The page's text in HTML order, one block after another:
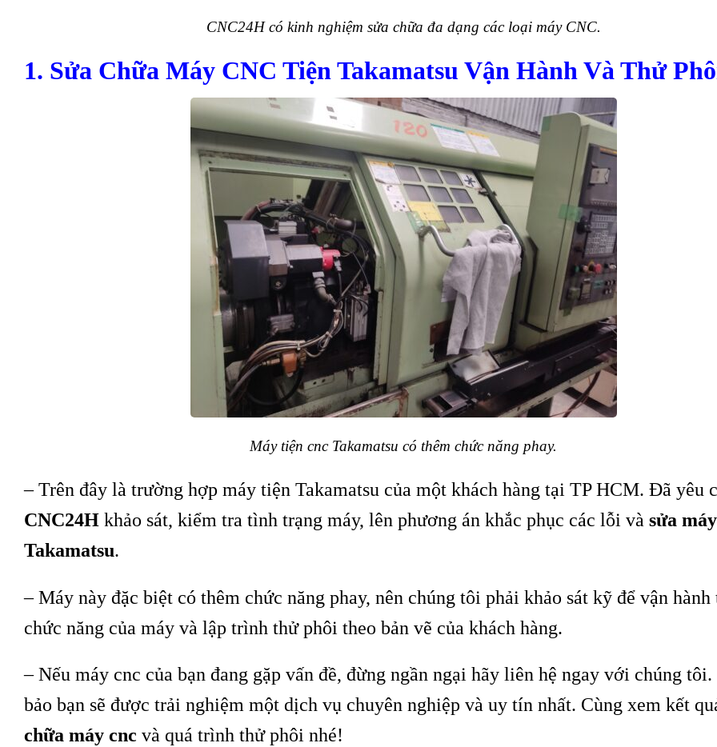
CNC24H có kinh nghiệm sửa chữa đa dạng các loại máy CNC.
1. Sửa Chữa Máy CNC Tiện Takamatsu Vận Hành Và Thử
Máy tiện cnc Takamatsu có thêm chức năng phay.
– Trên đây là trường hợp máy tiện Takamatsu của một khách hàng tại TP HCM. Đã yêu
CNC24H khảo sát, kiểm tra tình trạng máy, lên phương án khắc phục các lỗi và sửa
Takamatsu.
– Máy này đặc biệt có thêm chức năng phay, nên chúng tôi phải khảo sát kỹ để vận hành
chức năng của máy và lập trình thử phôi theo bản vẽ của khách hàng.
– Nếu máy cnc của bạn đang gặp vấn đề, đừng ngần ngại hãy liên hệ ngay với chúng
bảo bạn sẽ được trải nghiệm một dịch vụ chuyên nghiệp và uy tín nhất. Cùng xem kết
chữa máy cnc và quá trình thử phôi nhé!